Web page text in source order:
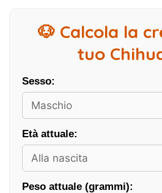
🐶 Calcola la
tuo
Sesso:
Età attuale:
Peso attuale (grammi):